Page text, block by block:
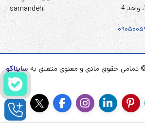
۰۹۰۵۰
سایناکو